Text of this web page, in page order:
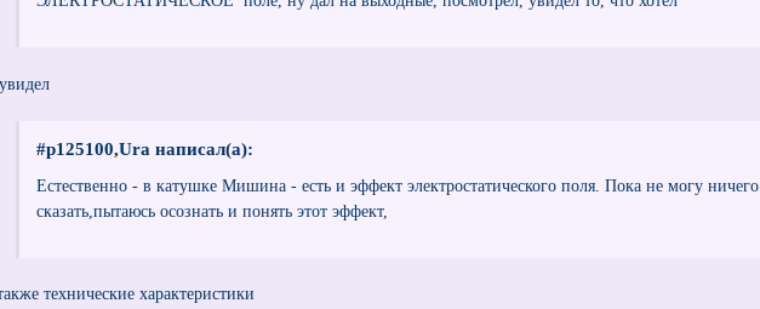
#p125100,Ura написал(а):
Естественно - в катушке Мишина - есть и эффект электростатического поля. Пока не могу ничего
сказать,пытаюсь осознать и понять этот эффект,
технические характеристики